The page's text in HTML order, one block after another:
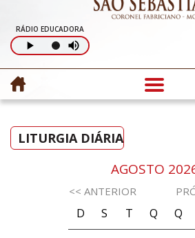
RÁDIO EDUCADORA
LITURGIA DIÁRIA